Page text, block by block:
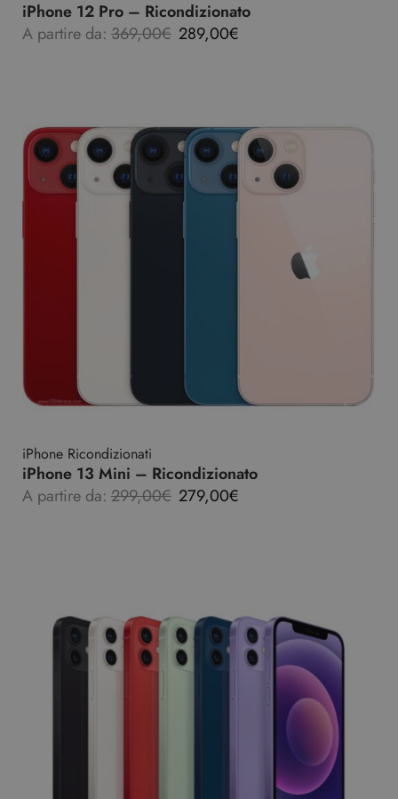
iPhone 12 Pro – Ricondizionato
A partire da: 369,00€ 289,00€
iPhone Ricondizionati
iPhone 13 Mini – Ricondizionato
A partire da: 299,00€ 279,00€